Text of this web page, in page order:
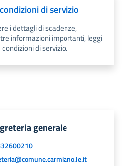
di servizio
i dettagli di scadenze,
informazioni importanti, leggi
di servizio.
generale